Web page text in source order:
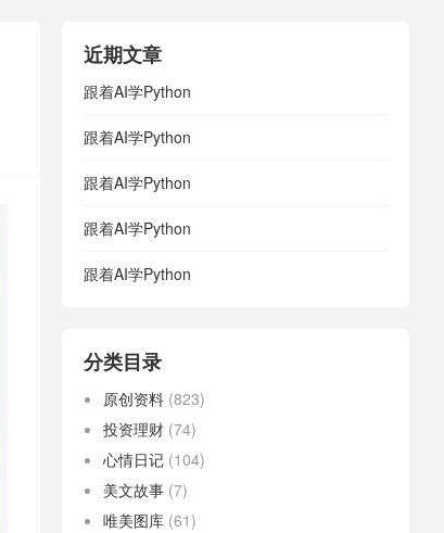
近期文章
跟着AI学Python
跟着AI学Python
跟着AI学Python
跟着AI学Python
跟着AI学Python
分类目录
原创资料 (823)
投资理财 (74)
心情日记 (104)
美文故事 (7)
唯美图库 (61)